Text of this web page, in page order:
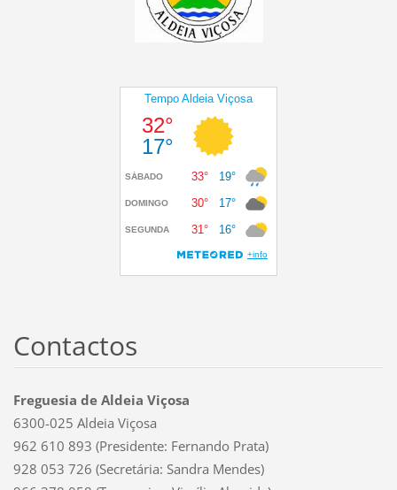
Contactos
Freguesia de Aldeia Viçosa
6300-025 Aldeia Viçosa
962 610 893 (Presidente: Fernando Prata)
928 053 726 (Secretária: Sandra Mendes)